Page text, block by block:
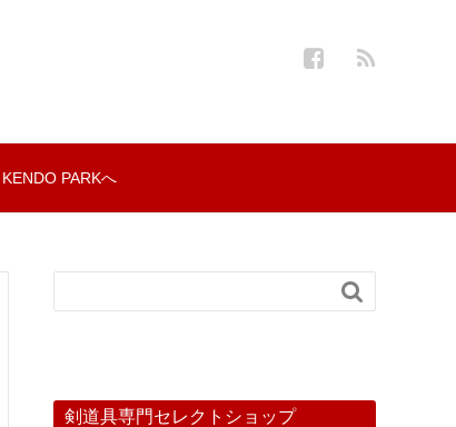
KENDO PARKへ

剣道具専門セレクトショップ